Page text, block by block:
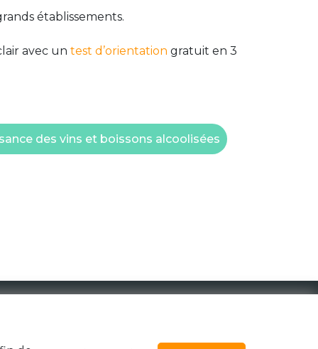
établissements.
avec un test d’orientation gratuit en 3
des vins et boissons alcoolisées
team@generationzebree.fr